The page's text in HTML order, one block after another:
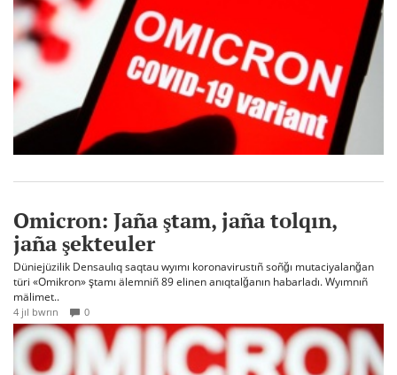
Omicron: Jaña ştam, jaña tolqın,
jaña şekteuler
Düniejüzilik Densaulıq saqtau wyımı koronavirustıñ soñğı mutaciyalanğan
türi «Omikron» ştamı älemniñ 89 elinen anıqtalğanın habarladı. Wyımnıñ
mälimet..
4 jıl bwrın 0